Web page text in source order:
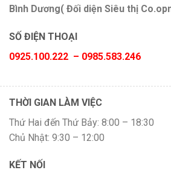
Bình Dương( Đối diện Siêu thị
SỐ ĐIỆN THOẠI
0925.100.222 – 0985.583.246
THỜI GIAN LÀM VIỆC
Thứ Hai đến Thứ Bảy: 8:00 – 18:30
Chủ Nhật: 9:30 – 12:00
KẾT NỐI